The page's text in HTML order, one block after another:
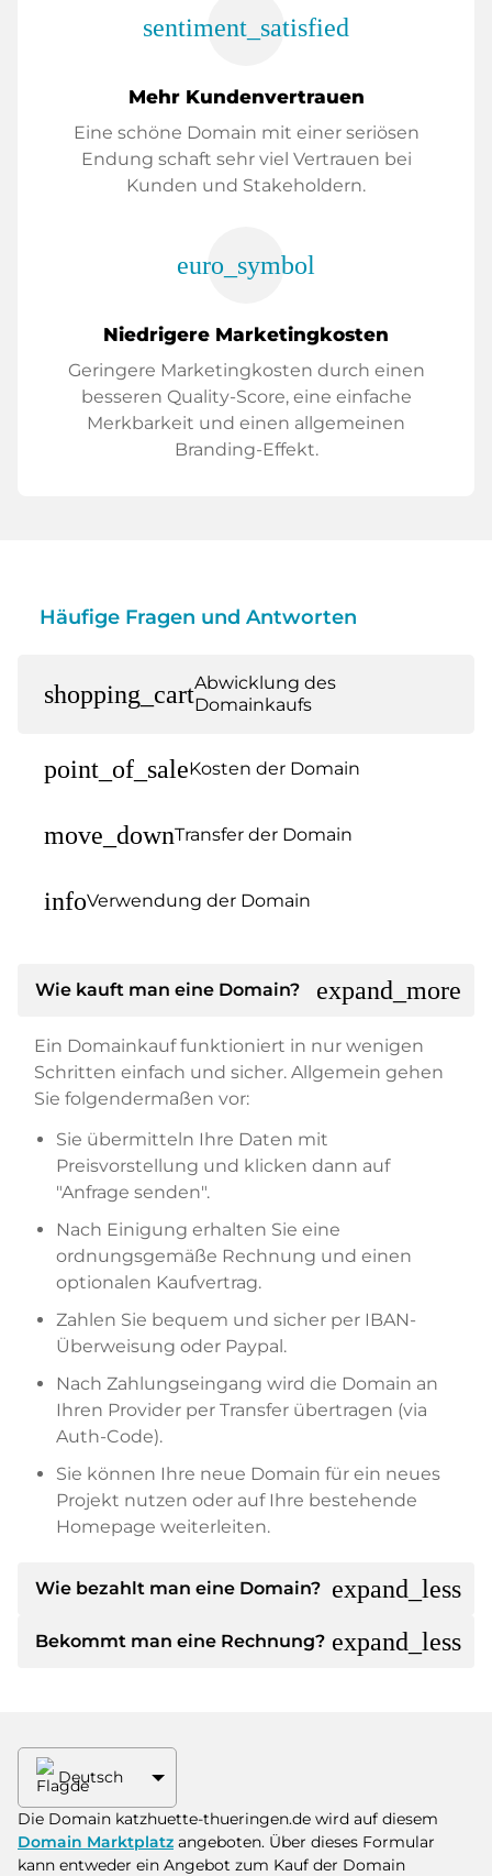
sentiment_satisfied
Mehr Kundenvertrauen
Eine schöne Domain mit einer seriösen
Endung schaft sehr viel Vertrauen bei
Kunden und Stakeholdern.
euro_symbol
Niedrigere Marketingkosten
Geringere Marketingkosten durch einen
besseren Quality-Score, eine einfache
Merkbarkeit und einen allgemeinen
Branding-Effekt.
Häufige Fragen und Antworten
shopping_cartAbwicklung des
Domainkaufs
point_of_saleKosten der Domain
move_downTransfer der Domain
infoVerwendung der Domain
Wie kauft man eine Domain? expand_more
Ein Domainkauf funktioniert in nur wenigen
Schritten einfach und sicher. Allgemein gehen
Sie folgendermaßen vor:
Sie übermitteln Ihre Daten mit
Preisvorstellung und klicken dann auf
"Anfrage senden".
Nach Einigung erhalten Sie eine
ordnungsgemäße Rechnung und einen
optionalen Kaufvertrag.
Zahlen Sie bequem und sicher per IBAN-
Überweisung oder Paypal.
Nach Zahlungseingang wird die Domain an
Ihren Provider per Transfer übertragen (via
Auth-Code).
Sie können Ihre neue Domain für ein neues
Projekt nutzen oder auf Ihre bestehende
Homepage weiterleiten.
Wie bezahlt man eine Domain? expand_less
Nach einer Einigung wird der Inhaber Ihnen die
Zahlungsmethoden anbieten.
Bitte geben Sie bei der Überweisung immer
den Domainnamen und die
Rechnungsnummer an.
Bekommt man eine Rechnung? expand_less
größeren Kaufpreisen bekommen Sie auf
Wunsch auch einen zusätzlichen Kaufvertrag.
Deutsch
Die Domain katzhuette-thueringen.de wird auf diesem
Domain Marktplatz angeboten. Über dieses Formular
kann entweder ein Angebot zum Kauf der Domain